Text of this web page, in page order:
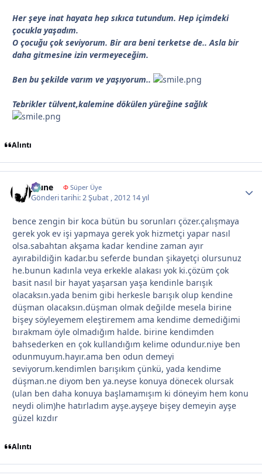
Her şeye inat hayata hep sıkıca tutundum. Hep içimdeki
çocukla yaşadım.
O çocuğu çok seviyorum. Bir ara beni terketse de.. Asla bir
daha gitmesine izin vermeyeceğim.
Ben bu şekilde varım ve yaşıyorum..
Tebrikler tülvent,kalemine dökülen yüreğine sağlık
Alıntı
jeune ΦSüper Üye
Gönderi tarihi:2 Şubat , 2012 14 yıl
bence zengin bir koca bütün bu sorunları çözer.çalışmaya
gerek yok ev işi yapmaya gerek yok hizmetçi yapar nasıl
olsa.sabahtan akşama kadar kendine zaman ayır
ayırabildiğin kadar.bu seferde bundan şikayetçi olursunuz
he.bunun kadınla veya erkekle alakası yok ki.çözüm çok
basit nasıl bir hayat yaşarsan yaşa kendinle barışık
olacaksın.yada benim gibi herkesle barışık olup kendine
düşman olacaksın.düşman olmak değilde mesela birine
bişey söyleyemem eleştiremem ama kendime demediğimi
bırakmam öyle olmadığım halde. birine kendimden
bahsederken en çok kullandığım kelime odundur.niye ben
odunmuyum.hayır.ama ben odun demeyi
seviyorum.kendimlen barışıkım çünkü, yada kendime
düşman.ne diyom ben ya.neyse konuya dönecek olursak
(ulan ben daha konuya başlamamışım ki döneyim hem konu
neydi olim)he hatırladım ayşe.ayşeye bişey demeyin ayşe
güzel kızdır
Alıntı